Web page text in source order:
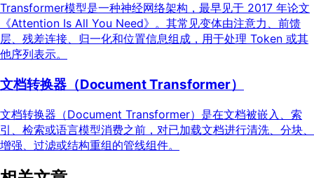
Transformer模型是一种神经网络架构，最早见于 2017 年论文
《Attention Is All You Need》。其常见变体由注意力、前馈
层、残差连接、归一化和位置信息组成，用于处理 Token 或其
他序列表示。
文档转换器（Document Transformer）
文档转换器（Document Transformer）是在文档被嵌入、索
引、检索或语言模型消费之前，对已加载文档进行清洗、分块、
增强、过滤或结构重组的管线组件。